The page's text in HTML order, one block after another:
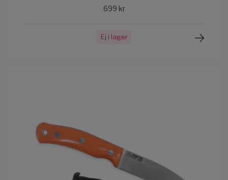
699 kr
Ej i lager